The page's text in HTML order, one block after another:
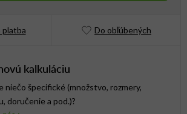
platba Do obľúbených
kalkuláciu
niečo špecifické (množstvo, rozmery,
doručenie a pod.)?